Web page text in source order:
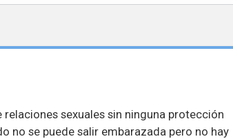
sexuales sin ninguna protección
no se puede salir embarazada pero no hay